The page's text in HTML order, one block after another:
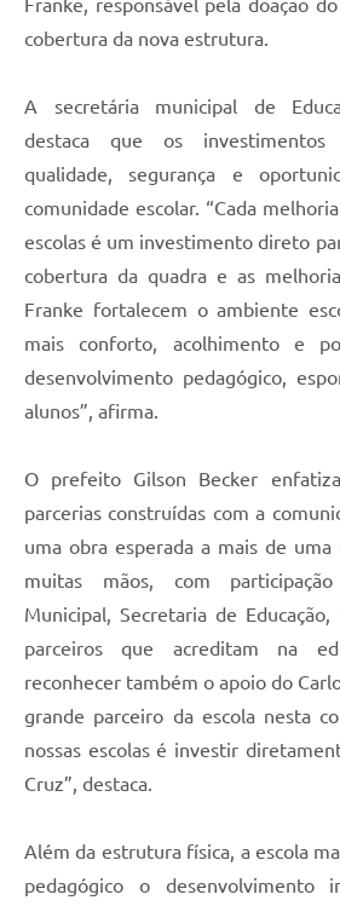
cobertura da nova estrutura.
A secretária municipal de
destaca que os investimentos
qualidade, segurança e
comunidade escolar. “Cada
escolas é um investimento direto
cobertura da quadra e as
Franke fortalecem o ambiente
mais conforto, acolhimento e
desenvolvimento pedagógico,
alunos”, afirma.
O prefeito Gilson Becker
parcerias construídas com a
uma obra esperada a mais de uma
muitas mãos, com
Municipal, Secretaria de
parceiros que acreditam na
reconhecer também o apoio do
grande parceiro da escola nesta
nossas escolas é investir
Cruz”, destaca.
Além da estrutura física, a escola
pedagógico o desenvolvimento